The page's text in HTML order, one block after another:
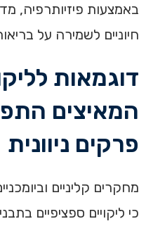
באמצעות פיזיותרפיה,
חיוניים לשמירה על
דוגמאות
המאיצים
פרקים ניוונית
מחקרים קליניים
כי ליקויים ספציפיים